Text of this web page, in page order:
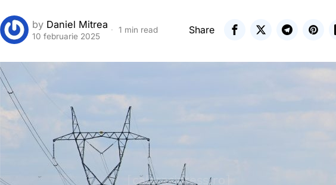
by Daniel Mitrea
10 februarie 2025
1 min read Share